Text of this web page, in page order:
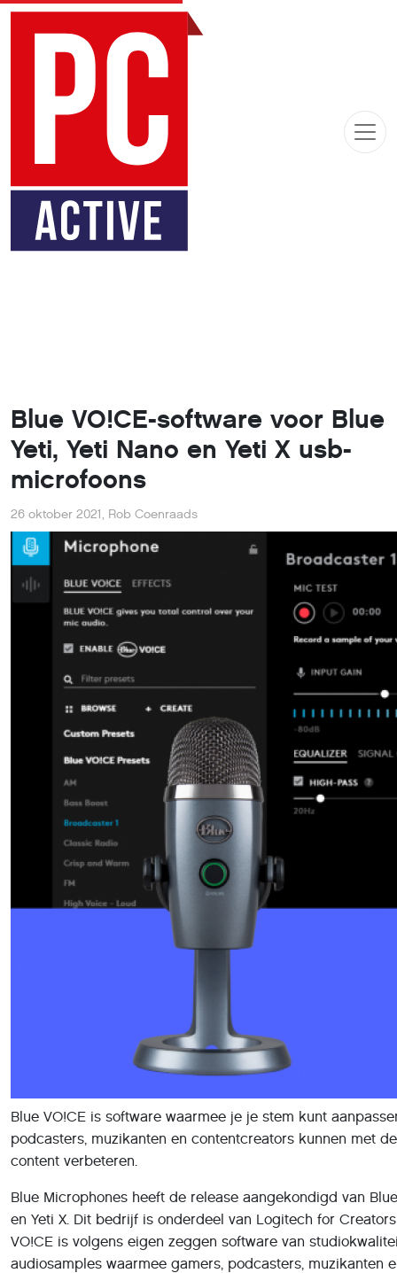
Blue VO!CE-software voor Blue
Yeti, Yeti Nano en Yeti X usb-
microfoons
26 oktober 2021, Rob Coenraads
Blue VO!CE is software waarmee je je stem kunt
podcasters, muzikanten en contentcreators kunnen met
content verbeteren.
Blue Microphones heeft de release aangekondigd van
en Yeti X. Dit bedrijf is onderdeel van Logitech for
VO!CE is volgens eigen zeggen software van
audiosamples waarmee gamers, podcasters, muzikanten